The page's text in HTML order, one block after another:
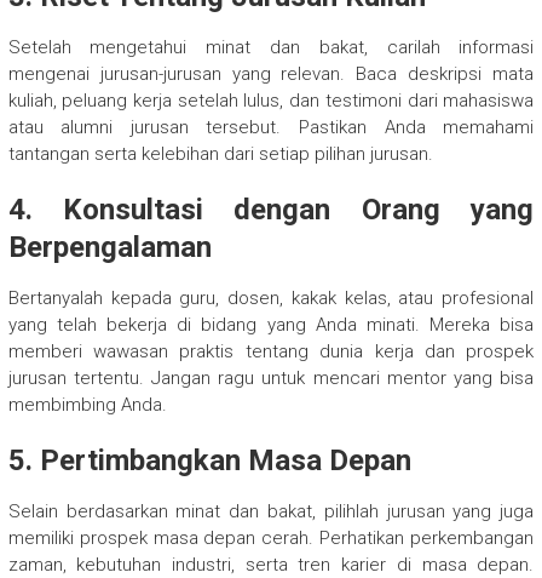
Setelah mengetahui minat dan bakat, carilah informasi
mengenai jurusan-jurusan yang relevan. Baca deskripsi mata
kuliah, peluang kerja setelah lulus, dan testimoni dari mahasiswa
atau alumni jurusan tersebut. Pastikan Anda memahami
tantangan serta kelebihan dari setiap pilihan jurusan.
4. Konsultasi dengan Orang yang
Berpengalaman
Bertanyalah kepada guru, dosen, kakak kelas, atau profesional
yang telah bekerja di bidang yang Anda minati. Mereka bisa
memberi wawasan praktis tentang dunia kerja dan prospek
jurusan tertentu. Jangan ragu untuk mencari mentor yang bisa
membimbing Anda.
5. Pertimbangkan Masa Depan
Selain berdasarkan minat dan bakat, pilihlah jurusan yang juga
memiliki prospek masa depan cerah. Perhatikan perkembangan
zaman, kebutuhan industri, serta tren karier di masa depan.